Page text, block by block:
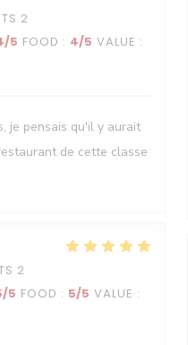
2
/5 FOOD : 4/5 VALUE :
je pensais qu'il y aurait
de cette classe
2
/5 FOOD : 5/5 VALUE :